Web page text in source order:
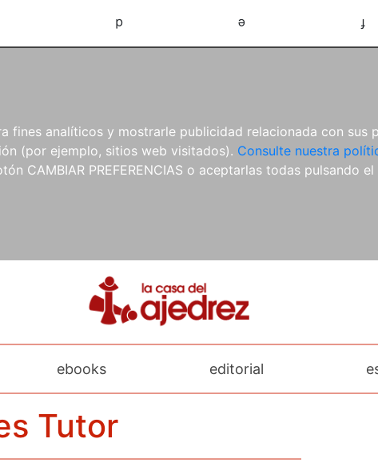
fines analíticos y mostrarle publicidad relacionada con sus
(por ejemplo, sitios web visitados). Consulte nuestra
CAMBIAR PREFERENCIAS o aceptarlas todas pulsando el
d e f
ebooks editorial
Tutor